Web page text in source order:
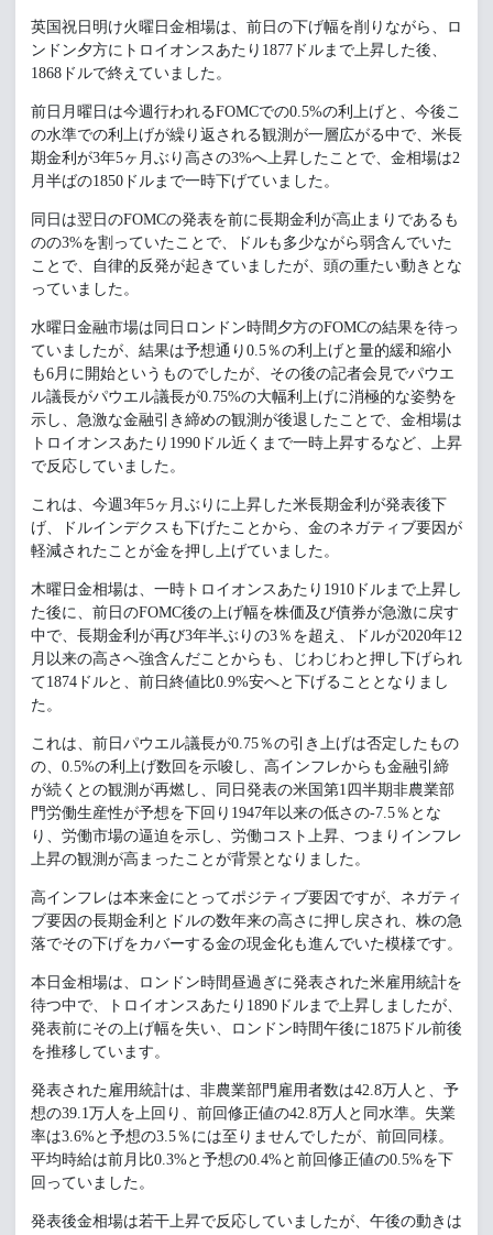
英国祝日明け火曜日金相場は、前日の下げ幅を削りながら、ロ
ンドン夕方にトロイオンスあたり1877ドルまで上昇した後、
1868ドルで終えていました。
前日月曜日は今週行われるFOMCでの0.5%の利上げと、今後こ
の水準での利上げが繰り返される観測が一層広がる中で、米長
期金利が3年5ヶ月ぶり高さの3%へ上昇したことで、金相場は2
月半ばの1850ドルまで一時下げていました。
同日は翌日のFOMCの発表を前に長期金利が高止まりであるも
のの3%を割っていたことで、ドルも多少ながら弱含んでいた
ことで、自律的反発が起きていましたが、頭の重たい動きとな
っていました。
水曜日金融市場は同日ロンドン時間夕方のFOMCの結果を待っ
ていましたが、結果は予想通り0.5％の利上げと量的緩和縮小
も6月に開始というものでしたが、その後の記者会見でパウエ
ル議長がパウエル議長が0.75%の大幅利上げに消極的な姿勢を
示し、急激な金融引き締めの観測が後退したことで、金相場は
トロイオンスあたり1990ドル近くまで一時上昇するなど、上昇
で反応していました。
これは、今週3年5ヶ月ぶりに上昇した米長期金利が発表後下
げ、ドルインデクスも下げたことから、金のネガティブ要因が
軽減されたことが金を押し上げていました。
木曜日金相場は、一時トロイオンスあたり1910ドルまで上昇し
た後に、前日のFOMC後の上げ幅を株価及び債券が急激に戻す
中で、長期金利が再び3年半ぶりの3％を超え、ドルが2020年12
月以来の高さへ強含んだことからも、じわじわと押し下げられ
て1874ドルと、前日終値比0.9%安へと下げることとなりまし
た。
これは、前日パウエル議長が0.75％の引き上げは否定したもの
の、0.5%の利上げ数回を示唆し、高インフレからも金融引締
が続くとの観測が再燃し、同日発表の米国第1四半期非農業部
門労働生産性が予想を下回り1947年以来の低さの-7.5％とな
り、労働市場の逼迫を示し、労働コスト上昇、つまりインフレ
上昇の観測が高まったことが背景となりました。
高インフレは本来金にとってポジティブ要因ですが、ネガティ
ブ要因の長期金利とドルの数年来の高さに押し戻され、株の急
落でその下げをカバーする金の現金化も進んでいた模様です。
本日金相場は、ロンドン時間昼過ぎに発表された米雇用統計を
待つ中で、トロイオンスあたり1890ドルまで上昇しましたが、
発表前にその上げ幅を失い、ロンドン時間午後に1875ドル前後
を推移しています。
発表された雇用統計は、非農業部門雇用者数は42.8万人と、予
想の39.1万人を上回り、前回修正値の42.8万人と同水準。失業
率は3.6%と予想の3.5％には至りませんでしたが、前回同様。
平均時給は前月比0.3%と予想の0.4%と前回修正値の0.5%を下
回っていました。
発表後金相場は若干上昇で反応していましたが、午後の動きは